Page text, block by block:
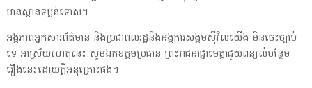
មានស្ថានទម្ងន់ទោស។
អង្គភាពអ្នកសារព័ត៌មាន និងប្រជាពលរដ្ឋនិងអង្គការសង្គមស៊ីវិលយើង មិនចេះច្បាប់
ទេ អាស្រ័យហេតុនេះ សូមឯកឧត្តមប្រធាន ព្រះរាជអាជ្ញាមេត្តាជួយពន្យល់បន្ថែម
រឿងនេះដោយក្តីអនុគ្រោះផង។